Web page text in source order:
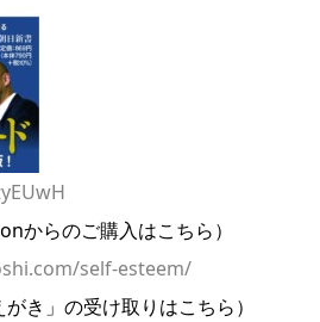
からのご購入はこちら）
self-esteem/
がき」の受け取りはこちら）